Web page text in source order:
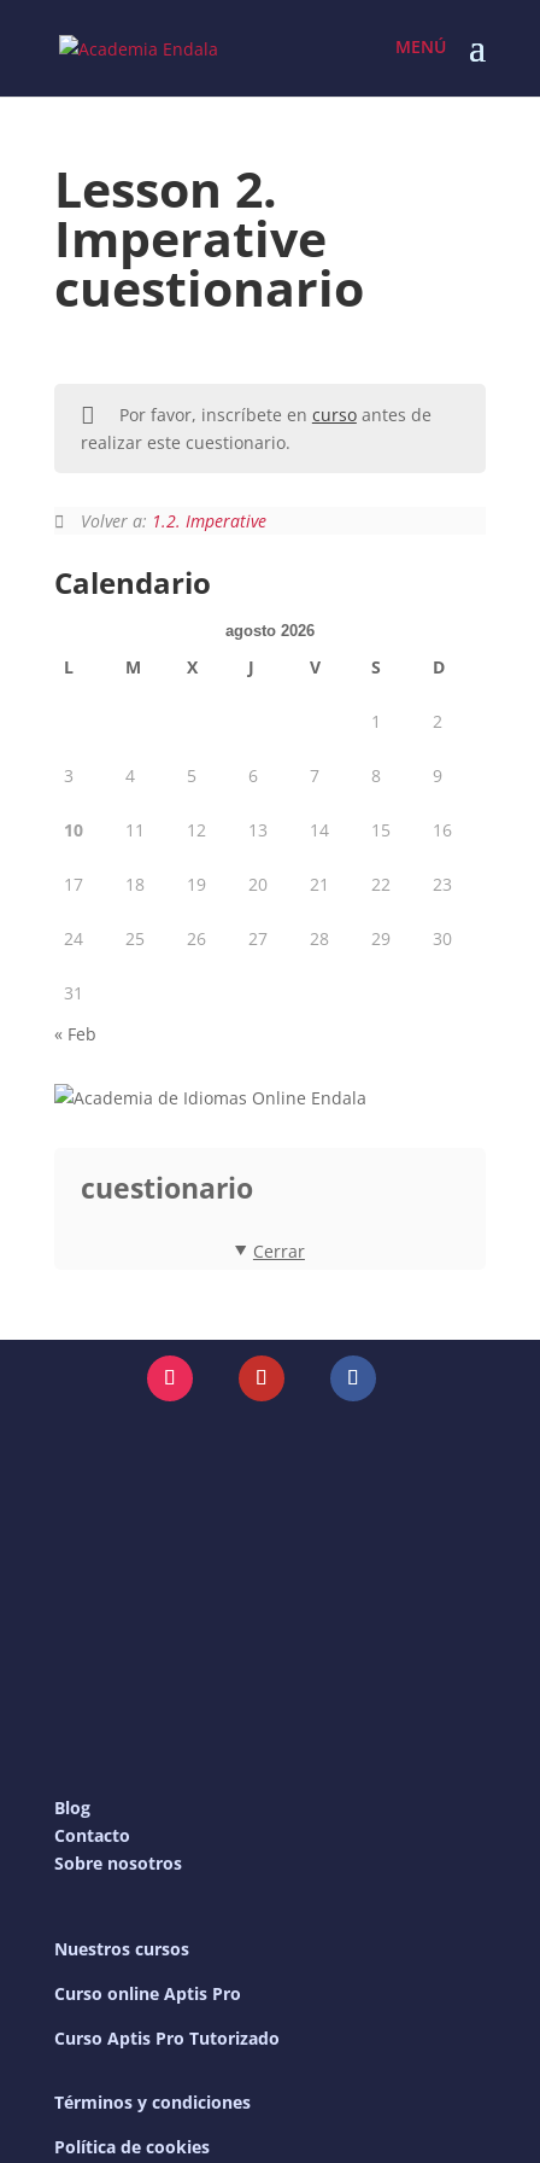
content
Lesson 2.
Imperative
cuestionario
Por favor, inscríbete en cursoantes de
realizar este cuestionario.
Volver a: 1.2. Imperative
Calendario
agosto 2026
L M X J V S D
1 2
3 4 5 6 7 8 9
10 11 12 13 14 15 16
17 18 19 20 21 22 23
24 25 26 27 28 29 30
31
« Feb
cuestionario
Cerrar
Instagram YouTube Facebook
Blog
Contacto
Sobre nosotros
Nuestros cursos
Curso online Aptis Pro
Curso Aptis Pro Tutorizado
Términos y condiciones
Política de cookies